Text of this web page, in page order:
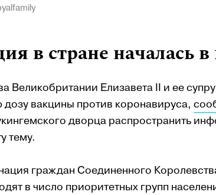
в стране началась
Великобритании Елизавета II и ее
дозу вакцины против коронавируса,
дворца распространить
тему.
граждан Соединенного
в число приоритетных групп